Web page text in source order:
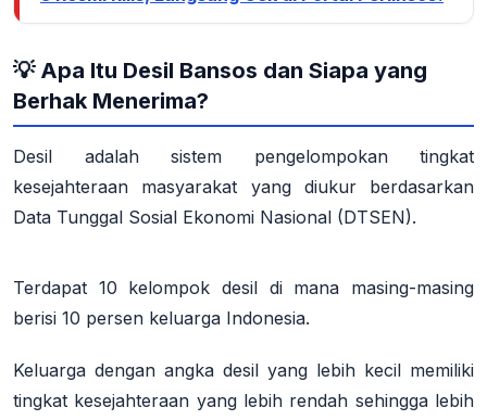
💡 Apa Itu Desil Bansos dan Siapa yang
Berhak Menerima?
Desil adalah sistem pengelompokan tingkat
kesejahteraan masyarakat yang diukur berdasarkan
Data Tunggal Sosial Ekonomi Nasional (DTSEN).
Terdapat 10 kelompok desil di mana masing-masing
berisi 10 persen keluarga Indonesia.
Keluarga dengan angka desil yang lebih kecil memiliki
tingkat kesejahteraan yang lebih rendah sehingga lebih